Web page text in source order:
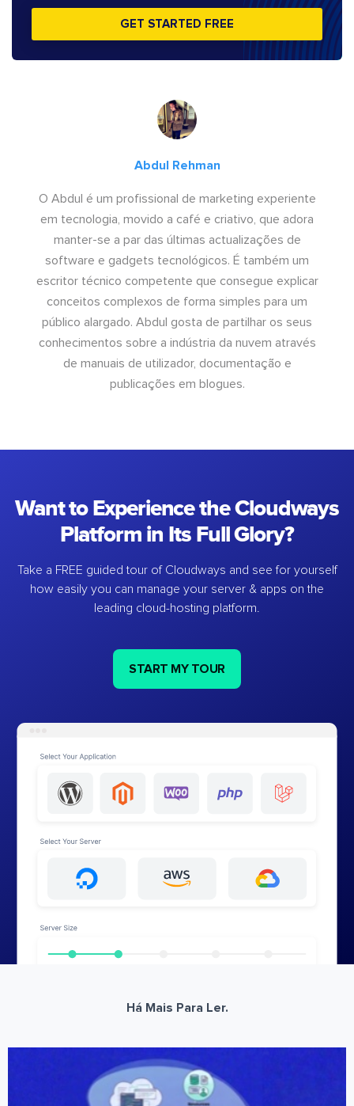
GET STARTED FREE
Abdul Rehman
O Abdul é um profissional de marketing experiente
em tecnologia, movido a café e criativo, que adora
manter-se a par das últimas actualizações de
software e gadgets tecnológicos. É também um
escritor técnico competente que consegue explicar
conceitos complexos de forma simples para um
público alargado. Abdul gosta de partilhar os seus
conhecimentos sobre a indústria da nuvem através
de manuais de utilizador, documentação e
publicações em blogues.
Want to Experience the Cloudways
Platform in Its Full Glory?
Take a FREE guided tour of Cloudways and see for yourself
how easily you can manage your server & apps on the
leading cloud-hosting platform.
START MY TOUR
Há Mais Para Ler.